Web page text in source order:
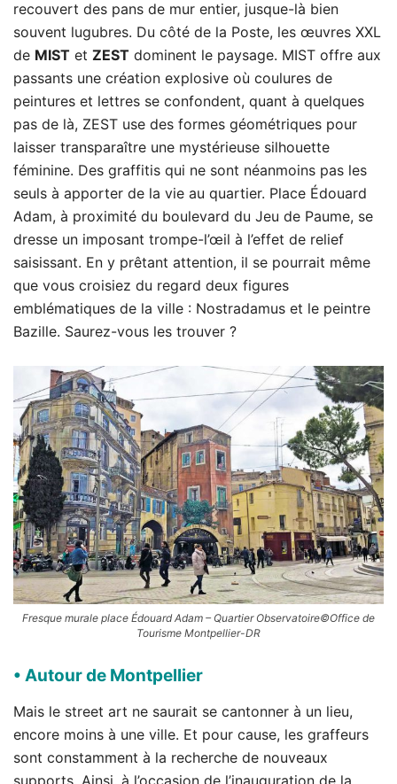
recouvert des pans de mur entier, jusque-là bien
souvent lugubres. Du côté de la Poste, les œuvres XXL
de MIST et ZEST dominent le paysage. MIST offre aux
passants une création explosive où coulures de
peintures et lettres se confondent, quant à quelques
pas de là, ZEST use des formes géométriques pour
laisser transparaître une mystérieuse silhouette
féminine. Des graffitis qui ne sont néanmoins pas les
seuls à apporter de la vie au quartier. Place Édouard
Adam, à proximité du boulevard du Jeu de Paume, se
dresse un imposant trompe-l’œil à l’effet de relief
saisissant. En y prêtant attention, il se pourrait même
que vous croisiez du regard deux figures
emblématiques de la ville : Nostradamus et le peintre
Bazille. Saurez-vous les trouver ?
Fresque murale place Édouard Adam – Quartier Observatoire©Office de
Tourisme Montpellier-DR
• Autour de Montpellier
Mais le street art ne saurait se cantonner à un lieu,
encore moins à une ville. Et pour cause, les graffeurs
sont constamment à la recherche de nouveaux